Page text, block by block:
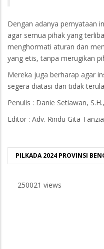
Dengan adanya pernyataan
agar semua pihak yang
menghormati aturan dan
yang etis, tanpa merugikan
Mereka juga berharap agar
segera diatasi dan tidak
Penulis : Danie Setiawan,
Editor : Adv. Rindu Gita
PILKADA 2024 PROVINSI
250021 views